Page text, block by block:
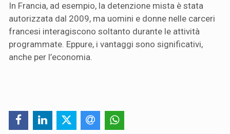
In Francia, ad esempio, la detenzione mista è stata
autorizzata dal 2009, ma uomini e donne nelle carceri
francesi interagiscono soltanto durante le attività
programmate. Eppure, i vantaggi sono significativi,
anche per l’economia.